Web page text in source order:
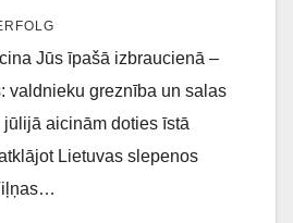
Jūs īpašā izbraucienā –
valdnieku greznība un salas
aicinām doties īstā
Lietuvas slepenos